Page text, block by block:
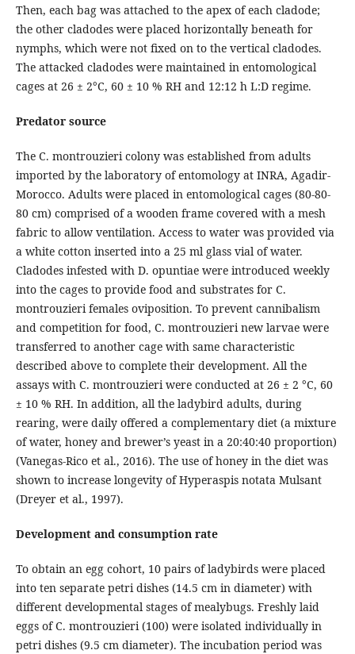
Then, each bag was attached to the apex of each cladode;
the other cladodes were placed horizontally beneath for
nymphs, which were not fixed on to the vertical cladodes.
The attacked cladodes were maintained in entomological
cages at 26 ± 2°C, 60 ± 10 % RH and 12:12 h L:D regime.
Predator source
The C. montrouzieri colony was established from adults
imported by the laboratory of entomology at INRA, Agadir-
Morocco. Adults were placed in entomological cages (80-80-
80 cm) comprised of a wooden frame covered with a mesh
fabric to allow ventilation. Access to water was provided via
a white cotton inserted into a 25 ml glass vial of water.
Cladodes infested with D. opuntiae were introduced weekly
into the cages to provide food and substrates for C.
montrouzieri females oviposition. To prevent cannibalism
and competition for food, C. montrouzieri new larvae were
transferred to another cage with same characteristic
described above to complete their development. All the
assays with C. montrouzieri were conducted at 26 ± 2 °C, 60
± 10 % RH. In addition, all the ladybird adults, during
rearing, were daily offered a complementary diet (a mixture
of water, honey and brewer’s yeast in a 20:40:40 proportion)
(Vanegas-Rico et al., 2016). The use of honey in the diet was
shown to increase longevity of Hyperaspis notata Mulsant
(Dreyer et al., 1997).
Development and consumption rate
To obtain an egg cohort, 10 pairs of ladybirds were placed
into ten separate petri dishes (14.5 cm in diameter) with
different developmental stages of mealybugs. Freshly laid
eggs of C. montrouzieri (100) were isolated individually in
petri dishes (9.5 cm diameter). The incubation period was